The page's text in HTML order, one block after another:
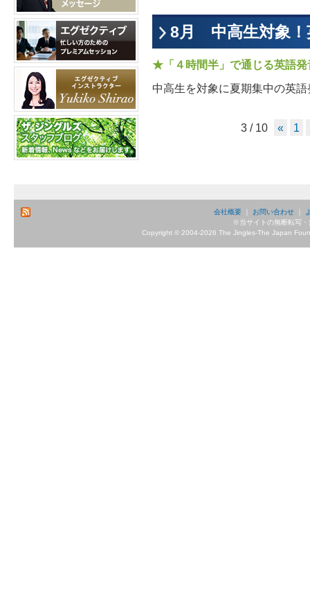
8月 中高生対象！
★「４時間半」で通じる英語
中高生を対象に夏期集中の英
3 / 10 « 1
会社概要｜ お問い合わせ｜
※当サイトの無断転写・
Copyright © 2004-2026 The Jingles-The Japan